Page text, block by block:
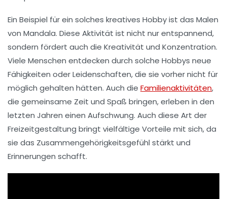
Ein Beispiel für ein solches kreatives Hobby ist das Malen
von Mandala. Diese Aktivität ist nicht nur entspannend,
sondern fördert auch die Kreativität und Konzentration.
Viele Menschen entdecken durch solche Hobbys neue
Fähigkeiten oderLeidenschaften, die sie vorher nicht für
möglich gehalten hätten. Auch die Familienaktivitäten,
die gemeinsame Zeit und Spaß bringen, erleben in den
letzten Jahren einen Aufschwung. Auch diese Art der
Freizeitgestaltung bringt vielfältige Vorteile mit sich, da
sie das Zusammengehörigkeitsgefühl stärkt und
Erinnerungen schafft.